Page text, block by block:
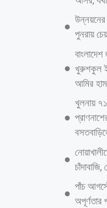
উন্নয়নের
পুনরায়
খুরুশকুল
আমির
খুলনায় ৭১
পাঁচ
অপূর্ণতার